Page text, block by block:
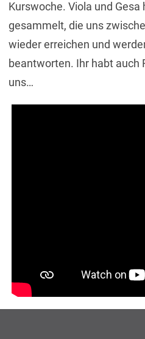
Kurswoche. Viola und
gesammelt, die uns
wieder erreichen und
beantworten. Ihr habt auch
uns…